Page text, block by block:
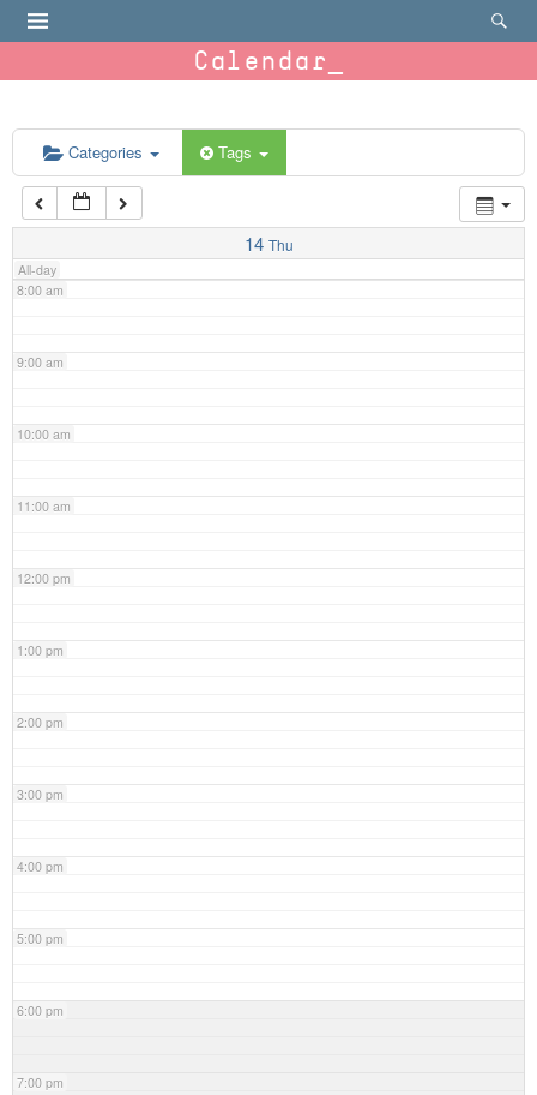
Calendar
Categories Tags
14 Thu
All-day
6:00 am
7:00 am
8:00 am
9:00 am
10:00 am
11:00 am
12:00 pm
1:00 pm
2:00 pm
3:00 pm
4:00 pm
5:00 pm
6:00 pm
7:00 pm